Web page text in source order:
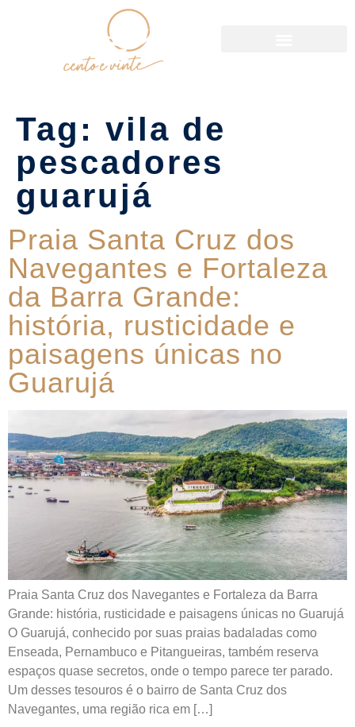
Tag: vila de
pescadores
guarujá
Praia Santa Cruz dos
Navegantes e Fortaleza
da Barra Grande:
história, rusticidade e
paisagens únicas no
Guarujá
Praia Santa Cruz dos Navegantes e Fortaleza da Barra
Grande: história, rusticidade e paisagens únicas no Guarujá
O Guarujá, conhecido por suas praias badaladas como
Enseada, Pernambuco e Pitangueiras, também reserva
espaços quase secretos, onde o tempo parece ter parado.
Um desses tesouros é o bairro de Santa Cruz dos
Navegantes, uma região rica em […]